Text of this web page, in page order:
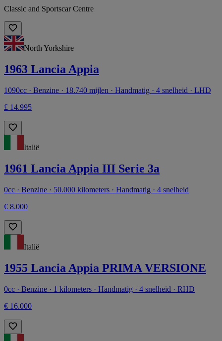
Classic and Sportscar Centre
North Yorkshire
1963 Lancia Appia
1090cc · Benzine · 18.740 mijlen · Handmatig · 4 snelheid · LHD
£ 14.995
Italië
1961 Lancia Appia III Serie 3a
0cc · Benzine · 50.000 kilometers · Handmatig · 4 snelheid
€ 8.000
Italië
1955 Lancia Appia PRIMA VERSIONE
0cc · Benzine · 1 kilometers · Handmatig · 4 snelheid · RHD
€ 16.000